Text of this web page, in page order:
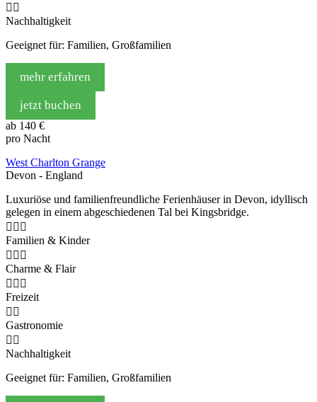
 
Nachhaltigkeit
Geeignet für: Familien, Großfamilien
mehr erfahren
jetzt buchen
ab 140 €
pro Nacht
West Charlton Grange
Devon - England
Luxuriöse und familienfreundliche Ferienhäuser in Devon, idyllisch
gelegen in einem abgeschiedenen Tal bei Kingsbridge.
  
Familien & Kinder
  
Charme & Flair
  
Freizeit
 
Gastronomie
 
Nachhaltigkeit
Geeignet für: Familien, Großfamilien